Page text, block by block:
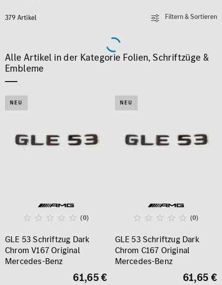
379 Artikel Filtern & Sortieren
Alle Artikel in der Kategorie Folien, Schriftzüge &
Embleme
NEU
(0)
GLE 53 Schriftzug Dark
Chrom V167 Original
Mercedes-Benz
61,65 €
NEU
(0)
GLE 53 Schriftzug Dark
Chrom C167 Original
Mercedes-Benz
61,65 €